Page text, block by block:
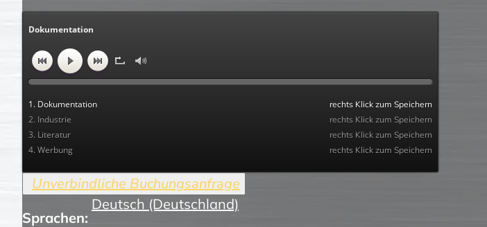
Dokumentation
1. Dokumentation rechts Klick zum Speichern
2. Industrie rechts Klick zum Speichern
3. Literatur rechts Klick zum Speichern
4. Werbung rechts Klick zum Speichern
Sprachen:
Deutsch (Deutschland)